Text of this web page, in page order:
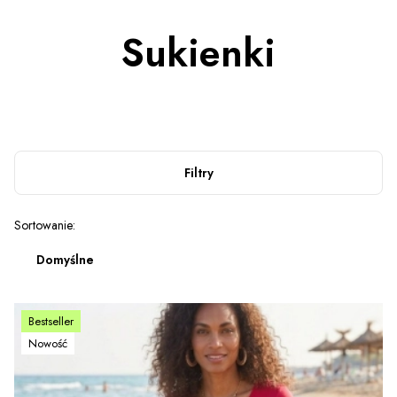
Sukienki
Filtry
Lista produktów
Sortowanie:
Domyślne
Bestseller
Nowość